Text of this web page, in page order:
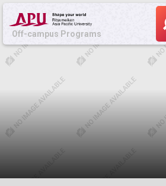
Off-campus Programs
Off-campus
LANGUAGE: